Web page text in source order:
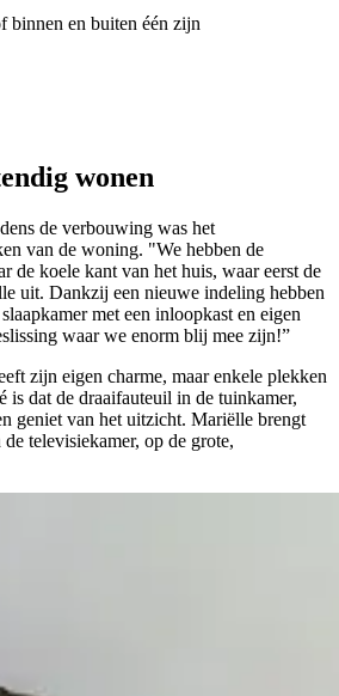
binnen en buiten één zijn
wonen
de verbouwing was het
van de woning. "We hebben de
de koele kant van het huis, waar eerst de
uit. Dankzij een nieuwe indeling hebben
met een inloopkast en eigen
waar we enorm blij mee zijn!”
zijn eigen charme, maar enkele plekken
is dat de draaifauteuil in de tuinkamer,
geniet van het uitzicht. Mariëlle brengt
televisiekamer, op de grote,